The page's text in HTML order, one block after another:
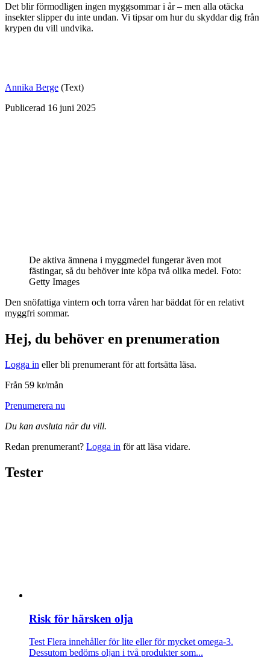
Det blir förmodligen ingen myggsommar i år – men alla otäcka
insekter slipper du inte undan. Vi tipsar om hur du skyddar dig från
krypen du vill undvika.
Annika Berge (Text)
Publicerad 16 juni 2025
De aktiva ämnena i myggmedel fungerar även mot
fästingar, så du behöver inte köpa två olika medel. Foto:
Getty Images
Den snöfattiga vintern och torra våren har bäddat för en relativt
myggfri sommar.
Hej, du behöver en prenumeration
Logga in eller bli prenumerant för att fortsätta läsa.
Från 59 kr/mån
Prenumerera nu
Du kan avsluta när du vill.
Redan prenumerant? Logga in för att läsa vidare.
Tester
Risk för härsken olja
Test Flera innehåller för lite eller för mycket omega-3.
Dessutom bedöms oljan i två produkter som...